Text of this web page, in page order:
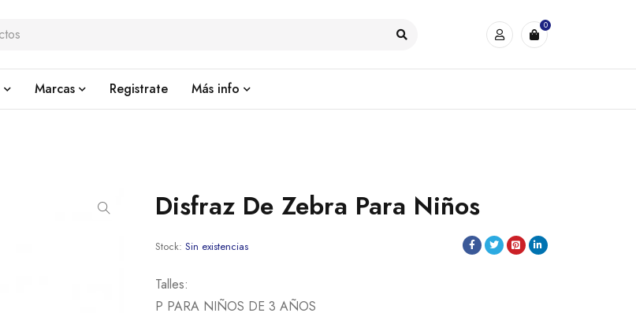
0
Marcas Registrate Más info
Disfraz De Zebra Para Niños
Stock: Sin existencias
Talles:
P PARA NIÑOS DE 3 AÑOS